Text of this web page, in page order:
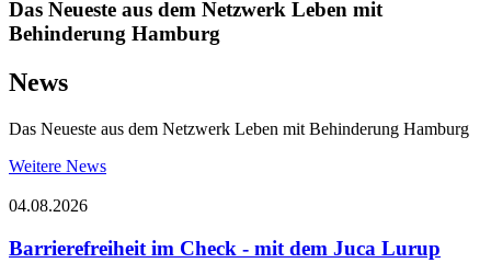
Das Neueste aus dem Netzwerk Leben mit
Behinderung Hamburg
News
Das Neueste aus dem Netzwerk Leben mit Behinderung Hamburg
Weitere News
04.08.2026
Barrierefreiheit im Check - mit dem Juca Lurup